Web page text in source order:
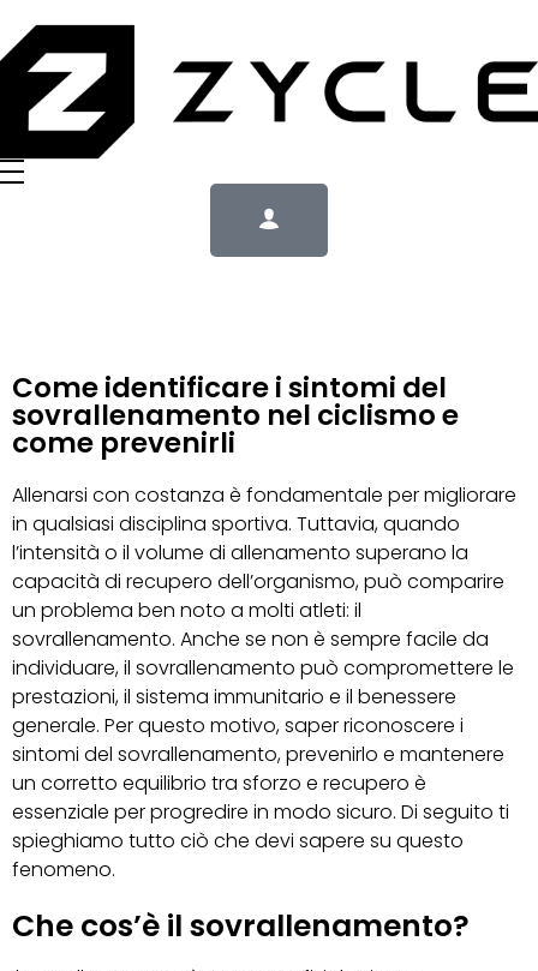
Come identificare i sintomi del
sovrallenamento nel ciclismo e
come prevenirli
Allenarsi con costanza è fondamentale per migliorare
in qualsiasi disciplina sportiva. Tuttavia, quando
l’intensità o il volume di allenamento superano la
capacità di recupero dell’organismo, può comparire
un problema ben noto a molti atleti: il
sovrallenamento. Anche se non è sempre facile da
individuare, il sovrallenamento può compromettere le
prestazioni, il sistema immunitario e il benessere
generale. Per questo motivo, saper riconoscere i
sintomi del sovrallenamento, prevenirlo e mantenere
un corretto equilibrio tra sforzo e recupero è
essenziale per progredire in modo sicuro. Di seguito ti
spieghiamo tutto ciò che devi sapere su questo
fenomeno.
Che cos’è il sovrallenamento?